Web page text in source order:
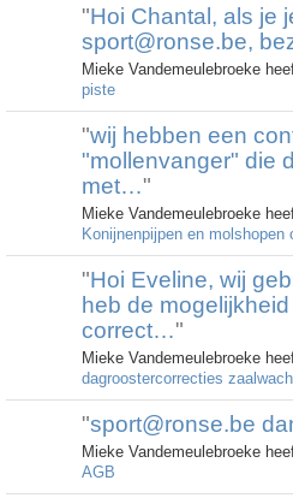
"Hoi Chantal, als je
sport@ronse.be,
Mieke Vandemeulebroeke
piste
"wij hebben een
"mollenvanger" die
met…"
Mieke Vandemeulebroeke
Konijnenpijpen en molshopen
"Hoi Eveline, wij
heb de
correct…"
Mieke Vandemeulebroeke
dagroostercorrecties
"sport@ronse.be
Mieke Vandemeulebroeke
AGB